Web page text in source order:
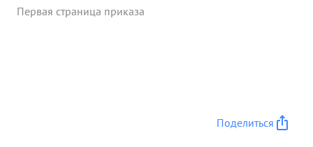
Первая страница приказа
Поделиться